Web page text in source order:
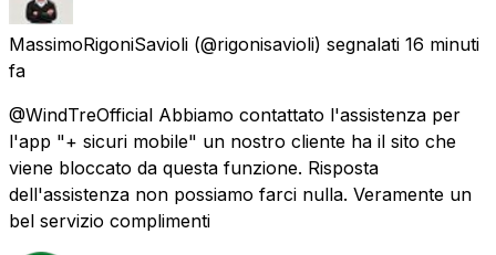
MassimoRigoniSavioli (@rigonisavioli) segnalati 16 minuti
fa
@WindTreOfficial Abbiamo contattato l'assistenza per
l'app "+ sicuri mobile" un nostro cliente ha il sito che
viene bloccato da questa funzione. Risposta
dell'assistenza non possiamo farci nulla. Veramente un
bel servizio complimenti